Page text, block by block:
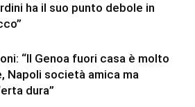
ha il suo punto debole in
“Il Genoa fuori casa è molto
Napoli società amica ma
dura”